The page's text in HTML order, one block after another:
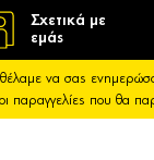
Σχετικά με
εμάς
να σας
παραγγελίες που θα